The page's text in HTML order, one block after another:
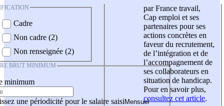
Cadre
Non cadre (2)
Non renseignée (2)
BRUT MINIMUM
minimum
une périodicité pour le salaire saisi
par France travail,
Cap emploi et ses
partenaires pour ses
actions concrètes en
faveur du recrutement,
de l’intégration et de
l’accompagnement de
ses collaborateurs en
situation de handicap.
Pour en savoir plus,
consultez cet article.